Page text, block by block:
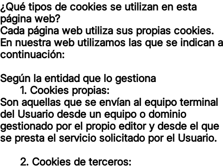
¿Qué tipos de cookies se utilizan en esta
página web?
Cada página web utiliza sus propias cookies.
En nuestra web utilizamos las que se indican a
continuación:
Según la entidad que lo gestiona
1. Cookies propias:
Son aquellas que se envían al equipo terminal
del Usuario desde un equipo o dominio
gestionado por el propio editor y desde el que
se presta el servicio solicitado por el Usuario.
2. Cookies de terceros: